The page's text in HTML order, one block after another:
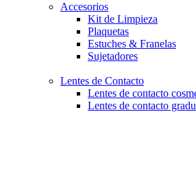
Accesorios
Kit de Limpieza
Plaquetas
Estuches & Franelas
Sujetadores
Lentes de Contacto
Lentes de contacto
Lentes de contacto